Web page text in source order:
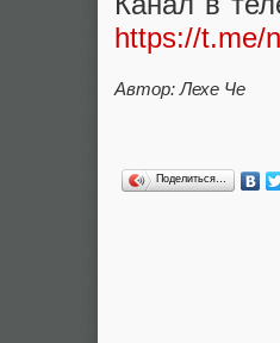
https://t.me/
Автор: Лехе Че
Поделиться…